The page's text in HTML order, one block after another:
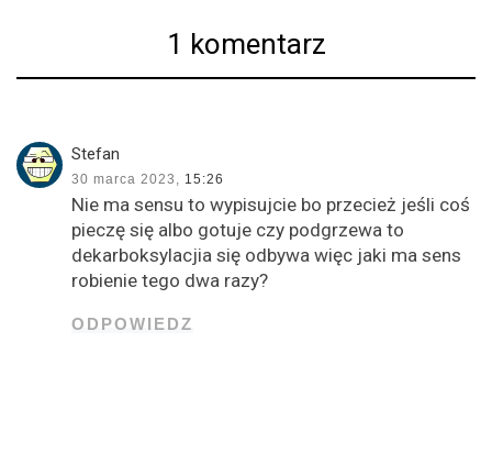
1 komentarz
Stefan
30 marca 2023, 15:26
Nie ma sensu to wypisujcie bo przecież jeśli coś
pieczę się albo gotuje czy podgrzewa to
dekarboksylacjia się odbywa więc jaki ma sens
robienie tego dwa razy?
ODPOWIEDZ